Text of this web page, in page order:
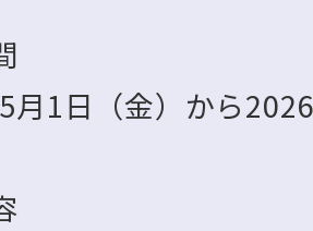
1日（金）から